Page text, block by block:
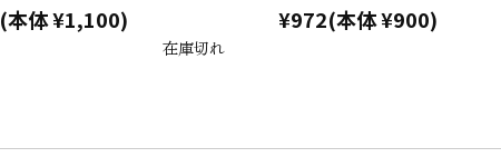
(本体 ¥1,100)
在庫切れ
¥972(本体 ¥900)